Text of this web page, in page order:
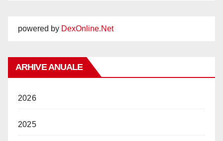
powered by DexOnline.Net
ARHIVE ANUALE
2026
2025